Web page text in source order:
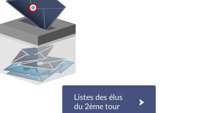
Listes des élus
du 2ème tour